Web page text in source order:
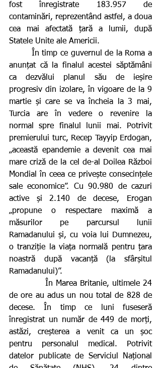
fost înregistrate 183.957 de
contaminări, reprezentând astfel, a doua
cea mai afectată țară a lumii, după
Statele Unite ale Americii.
anunțat că la finalul acestei săptămâni
ca dezvălui planul său de ieșire
progresiv din izolare, în vigoare de la 9
martie și care se va încheia la 3 mai,
Turcia are în vedere o revenire la
normal spre finalul lunii mai. Potrivit
premierului turc, Recep Tayyip Erdogan,
„această epandemie a devenit cea mai
mare criză de la cel de-al Doilea Război
Mondial în ceea ce privește consecințele
sale economice”. Cu 90.980 de cazuri
active și 2.140 de decese, Erogan
„propune o respectare maximă a
măsurilor pe parcursul lunii
Ramadanului și, cu voia lui Dumnezeu,
o tranziție la viața normală pentru țara
noastră după vacanță (la sfârșitul
Ramadanului)”.
de ore au adus un nou total de 828 de
decese. În timp ce luni fuseseră
înregistrat un număr de 449 de morți,
astăzi, creșterea a venit ca un șoc
pentru personalul medical. Potrivit
datelor publicate de Serviciul Național